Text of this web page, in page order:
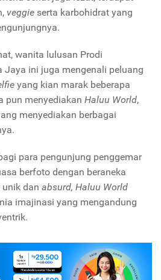
veggie serta karbohidrat yang
wanita lulusan Prodi
Jaya ini juga mengenali peluang
yang kian marak beberapa
pun menyediakan Haluu World,
menyediakan berbagai
para pengunjung penggemar
berfoto dengan beraneka
dan absurd, Haluu World
imajinasi yang mengandung